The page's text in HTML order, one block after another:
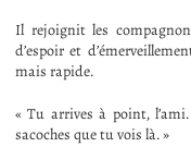
Il rejoignit les
d’espoir et
mais rapide.
« Tu arrives à point,
sacoches que tu vois là. »